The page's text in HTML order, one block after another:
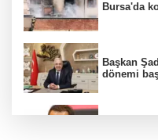
Bursa'da
Başkan
dönemi